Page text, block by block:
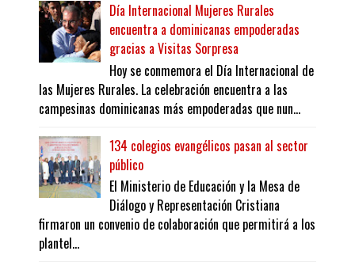
Día Internacional Mujeres Rurales
encuentra a dominicanas empoderadas
gracias a Visitas Sorpresa
Hoy se conmemora el Día Internacional de
las Mujeres Rurales. La celebración encuentra a las
campesinas dominicanas más empoderadas que nun...
134 colegios evangélicos pasan al sector
público
El Ministerio de Educación y la Mesa de
Diálogo y Representación Cristiana
firmaron un convenio de colaboración que permitirá a los
plantel...